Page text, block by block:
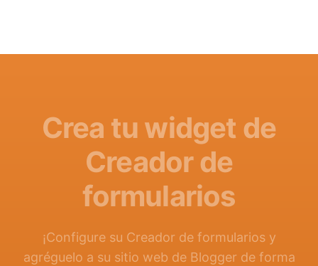
Crea tu widget de
Creador de
formularios
¡Configure su Creador de formularios y
agréguelo a su sitio web de Blogger de forma